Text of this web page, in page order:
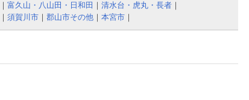
｜ 富久山・八山田・日和田 ｜ 清水台・虎丸・長者 ｜
｜ 須賀川市 ｜ 郡山市その他 ｜ 本宮市 ｜